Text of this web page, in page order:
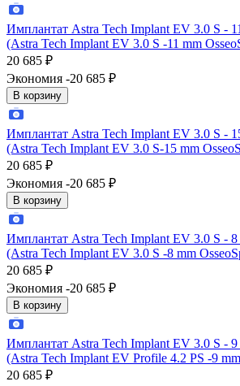
Имплантат Astra Tech Implant EV 3.0 S -
(Astra Tech Implant EV 3.0 S -11 mm
20 685 ₽
Экономия -20 685 ₽
В корзину
Имплантат Astra Tech Implant EV 3.0 S -
(Astra Tech Implant EV 3.0 S-15 mm
20 685 ₽
Экономия -20 685 ₽
В корзину
Имплантат Astra Tech Implant EV 3.0 S -
(Astra Tech Implant EV 3.0 S -8 mm
20 685 ₽
Экономия -20 685 ₽
В корзину
Имплантат Astra Tech Implant EV 3.0 S -
(Astra Tech Implant EV Profile 4.2 PS -9
20 685 ₽